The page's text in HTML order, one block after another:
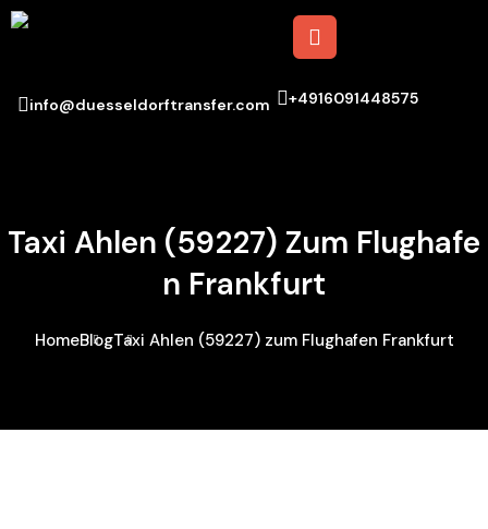
info@duesseldorftransfer.com +4916091448575
Taxi Ahlen (59227) Zum Flughafe
N Frankfurt
HomeBlogTaxi Ahlen (59227) zum Flughafen Frankfurt